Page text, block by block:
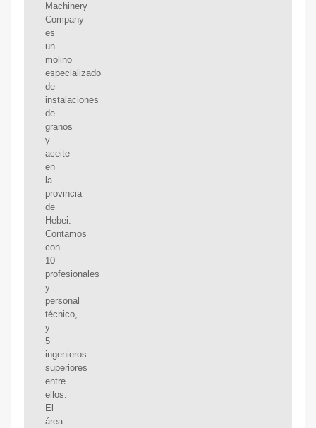
Machinery
Company
es
un
molino
especializado
de
instalaciones
de
granos
y
aceite
en
la
provincia
de
Hebei.
Contamos
con
10
profesionales
y
personal
técnico,
y
5
ingenieros
superiores
entre
ellos.
El
área